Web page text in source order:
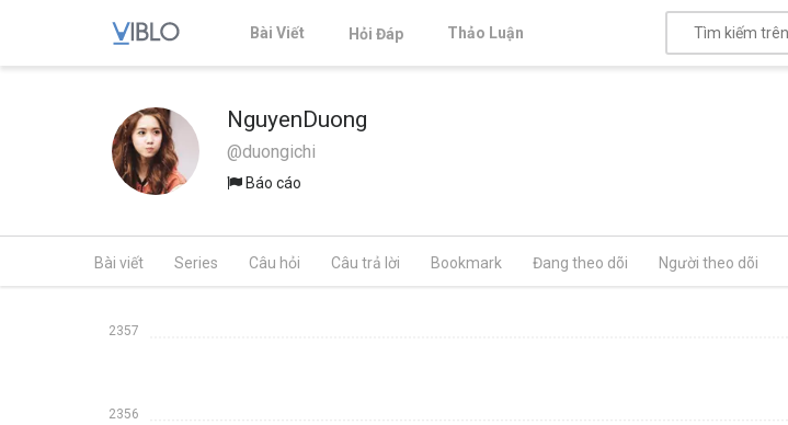
Bài Viết Hỏi Đáp Thảo Luận
NguyenDuong
@duongichi
Báo cáo
Bài viết Series Câu hỏi Câu trả lời Bookmark Đang theo dõi Người theo dõi
2356
2357